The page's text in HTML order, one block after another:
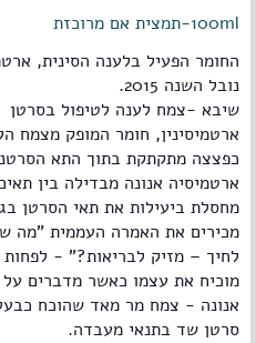
100ml-תמצית אם מרוכזת
החומר הפעיל בלענה הסינית,
נובל השנה 2015.
שיבא -צמח לענה לטיפול בסרטן
ארטמיסינין, חומר המופק מצמח
כפצצה מתקתקת בתוך התא
ארטמיסיה אנונה מבדילה בין
מחסלת ביעילות את תאי הסרטן
מכירים את האמרה העממית "מה
לחיך – מזיק לבריאות?" -
מוכיח את עצמו כאשר מדברים
אנונה - צמח מר מאד שהוכח
סרטן שד בתנאי מעבדה.